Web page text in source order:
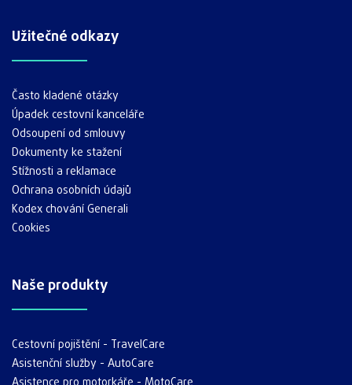
Užitečné odkazy
Často kladené otázky
Úpadek cestovní kanceláře
Odsoupení od smlouvy
Dokumenty ke stažení
Stížnosti a reklamace
Ochrana osobních údajů
Kodex chování Generali
Cookies
Naše produkty
Cestovní pojištění - TravelCare
Asistenční služby - AutoCare